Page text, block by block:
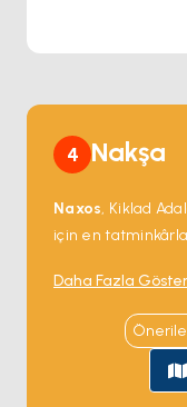
4 Nakşa
Naxos, Kiklad
için en
limanın hemen
duruyor ve her
şehri limanın
sokaklarıyla
aile
Daha Fazla Göster